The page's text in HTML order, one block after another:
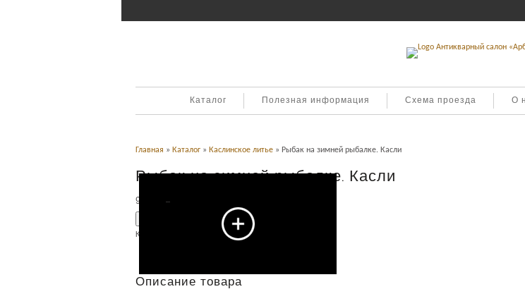
Каталог Полезная информация Схема проезда О
Главная » Каталог » Каслинское литье » Рыбак на зимней рыбалке. Касли
Рыбак на зимней рыбалке. Касли
95,000 Р
Добавить в корзину
Категория: Каслинское литье
Описание товара